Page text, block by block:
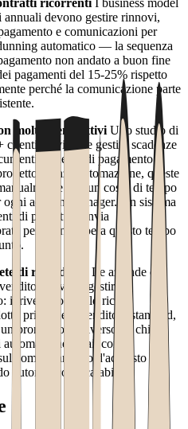
ricorrenti I business model
annuali devono gestire rinnovi,
e comunicazioni per
automatico — la sequenza
non andato a buon fine
pagamenti del 15-25% rispetto
perché la comunicazione parte
molti clienti attivi Uno studio di
clienti attivi deve gestire scadenze
solleciti di pagamento e
Senza automazione, queste
con un costo di tempo
account manager. Un sistema
di progetto e invia
per cliente libera questo tempo
di rivenditori
Le aziende che
devono gestire
il rivenditore gold riceve
prima del rivenditore standard,
promemoria diverso da chi è
email con
comportamento d'acquisto
automatico e scalabile.